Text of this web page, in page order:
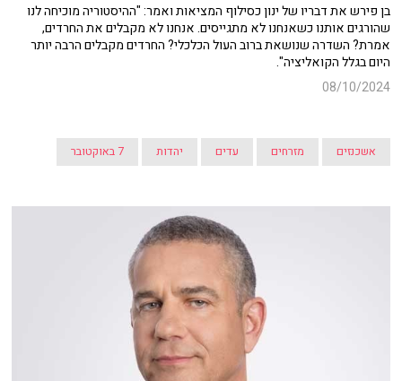
בן פירש את דבריו של ינון כסילוף המציאות ואמר: "ההיסטוריה מוכיחה לנו
שהורגים אותנו כשאנחנו לא מתגייסים. אנחנו לא מקבלים את החרדים,
אמרת? השדרה שנושאת ברוב העול הכלכלי? החרדים מקבלים הרבה יותר
היום בגלל הקואליציה".
08/10/2024
אשכנזים מזרחים עדים יהדות 7 באוקטובר